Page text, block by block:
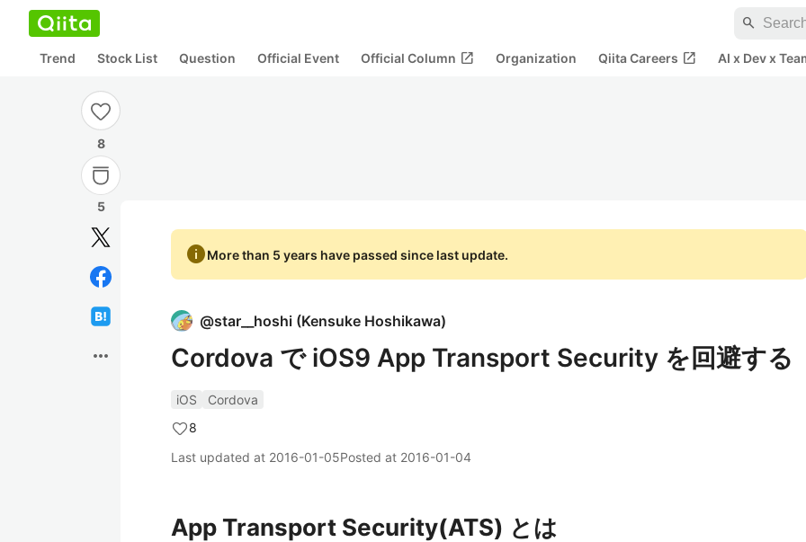
search
Trend Stock List Question Official Event Official Column open_in_new Organization Qiita Careers open_in_new AI x Dev x
8
5
more_horiz
infoMore than 5 years have passed since last update.
@star__hoshi (Kensuke Hoshikawa)
Cordova で iOS9 App Transport Security を回避する
iOS
Cordova
8
Last updated at 2016-01-05Posted at 2016-01-04
App Transport Security(ATS) とは